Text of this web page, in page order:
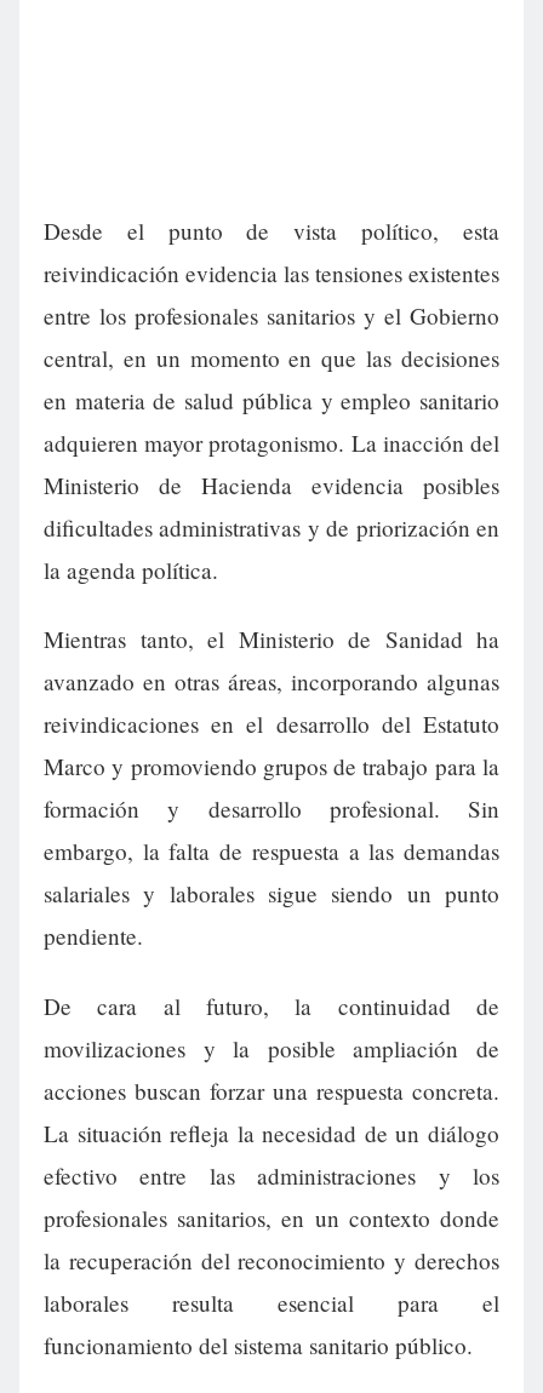
Desde el punto de vista político, esta
reivindicación evidencia las tensiones existentes
entre los profesionales sanitarios y el Gobierno
central, en un momento en que las decisiones
en materia de salud pública y empleo sanitario
adquieren mayor protagonismo. La inacción del
Ministerio de Hacienda evidencia posibles
dificultades administrativas y de priorización en
la agenda política.
Mientras tanto, el Ministerio de Sanidad ha
avanzado en otras áreas, incorporando algunas
reivindicaciones en el desarrollo del Estatuto
Marco y promoviendo grupos de trabajo para la
formación y desarrollo profesional. Sin
embargo, la falta de respuesta a las demandas
salariales y laborales sigue siendo un punto
pendiente.
De cara al futuro, la continuidad de
movilizaciones y la posible ampliación de
acciones buscan forzar una respuesta concreta.
La situación refleja la necesidad de un diálogo
efectivo entre las administraciones y los
profesionales sanitarios, en un contexto donde
la recuperación del reconocimiento y derechos
laborales resulta esencial para el
funcionamiento del sistema sanitario público.